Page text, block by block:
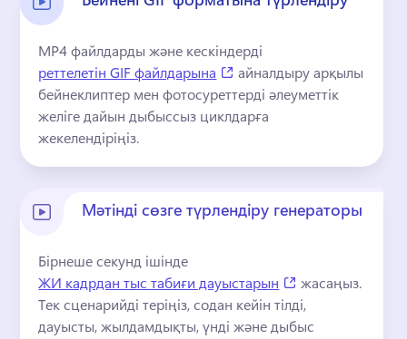
MP4 файлдарды және кескіндерді
реттелетін GIF файлдарына
(opens in a new tab)
айналдыру арқылы
бейнеклиптер мен фотосуреттерді әлеуметтік
желіге дайын дыбыссыз циклдарға
жекелендіріңіз.
Мәтінді сөзге түрлендіру генераторы
Бірнеше секунд ішінде
ЖИ кадрдан тыс табиғи дауыстарын
(opens in a new
жасаңыз.
Тек сценарийді теріңіз, содан кейін тілді,
дауысты, жылдамдықты, үнді және дыбыс